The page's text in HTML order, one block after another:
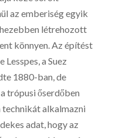
az emberiség egyik
létrehozott
könnyen. Az építést
Lesspes, a Suez
1880-ban, de
trópusi őserdőben
technikát alkalmazni
adat, hogy az